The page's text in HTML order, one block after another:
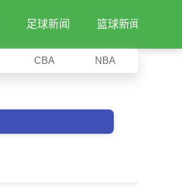
足球新闻 篮球新闻
CBA NBA